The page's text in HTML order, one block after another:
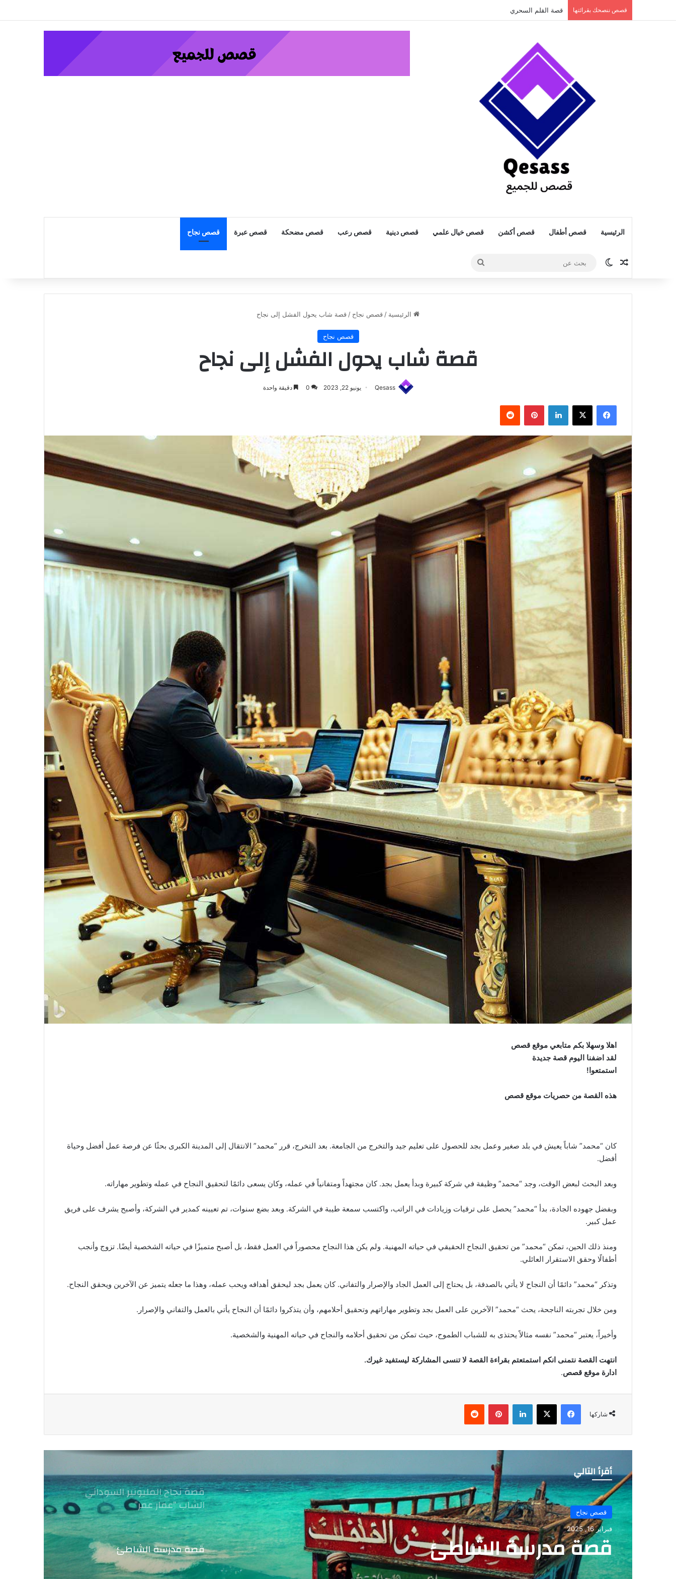
قصص ننصحك بقرائتها قصة الطفل الذي عاد من النار ج3
الرئيسية قصص أطفال قصص أكشن قصص خيال علمي قصص دينية قصص رعب قصص مضحكة قصص عبرة قصص نجاح
مقال عشوائي
الوضع المظلم
بحث
عن
الرئيسية / قصص نجاح / قصة شاب يحول الفشل إلى نجاح
قصص نجاح
قصة شاب يحول الفشل إلى نجاح
Qesass يونيو 22, 2023 0 دقيقة واحدة
فيسبوك ‫X لينكدإن بينتيريست
اهلا وسهلا بكم متابعي موقع قصص
لقد اضفنا اليوم قصة جديدة
استمتعوا!
هذه القصة من حصريات موقع قصص
كان “محمد” شاباً يعيش في بلد صغير وعمل بجد للحصول على تعليم جيد والتخرج من الجامعة. بعد التخرج، قرر “محمد” الانتقال إلى المدينة الكبرى بحثًا عن فرصة عمل أفضل وحياة
أفضل.
وبعد البحث لبعض الوقت، وجد “محمد” وظيفة في شركة كبيرة وبدأ يعمل بجد. كان مجتهداً ومتفانياً في عمله، وكان يسعى دائمًا لتحقيق النجاح في عمله وتطوير مهاراته.
وبفضل جهوده الجادة، بدأ “محمد” يحصل على ترقيات وزيادات في الراتب، واكتسب سمعة طيبة في الشركة. وبعد بضع سنوات، تم تعيينه كمدير في الشركة، وأصبح يشرف على فريق
عمل كبير.
ومنذ ذلك الحين، تمكن “محمد” من تحقيق النجاح الحقيقي في حياته المهنية. ولم يكن هذا النجاح محصوراً في العمل فقط، بل أصبح متميزًا في حياته الشخصية أيضًا. تزوج وأنجب
أطفالًا وحقق الاستقرار العائلي.
وتذكر “محمد” دائمًا أن النجاح لا يأتي بالصدفة، بل يحتاج إلى العمل الجاد والإصرار والتفاني. كان يعمل بجد ليحقق أهدافه ويحب عمله، وهذا ما جعله يتميز عن الآخرين ويحقق النجاح.
ومن خلال تجربته الناجحة، يحث “محمد” الآخرين على العمل بجد وتطوير مهاراتهم وتحقيق أحلامهم، وأن يتذكروا دائمًا أن النجاح يأتي بالعمل والتفاني والإصرار.
وأخيراً، يعتبر “محمد” نفسه مثالاً يحتذى به للشباب الطموح، حيث تمكن من تحقيق أحلامه والنجاح في حياته المهنية والشخصية.
انتهت القصة نتمنى انكم استمتعتم بقراءة القصة لا تنسى المشاركة ليستفيد غيرك.
ادارة موقع قصص.
شاركها
فيسبوك ‫X لينكدإن بينتيريست
أقرأ التالي
قصص نجاح
فبراير 16, 2025
قصص نجاح
يناير 9, 2026
قصة نجاح تحت القصف
قصة نجاح المليونير السوداني
الشاب “عمار عمر”
قصة مدرسة الشاطئ